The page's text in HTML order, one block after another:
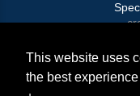
This website uses
the best
©